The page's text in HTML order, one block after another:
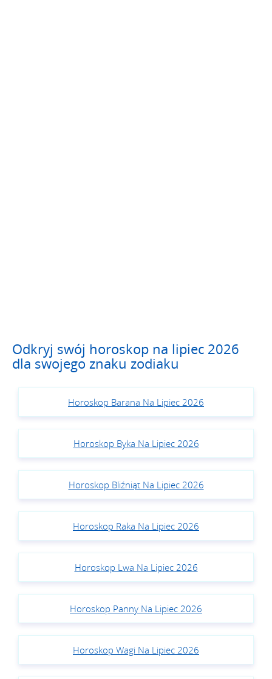
Odkryj swój horoskop na lipiec 2026
dla swojego znaku zodiaku
Horoskop Barana Na Lipiec 2026
Horoskop Byka Na Lipiec 2026
Horoskop Bliźniąt Na Lipiec 2026
Horoskop Raka Na Lipiec 2026
Horoskop Lwa Na Lipiec 2026
Horoskop Panny Na Lipiec 2026
Horoskop Wagi Na Lipiec 2026